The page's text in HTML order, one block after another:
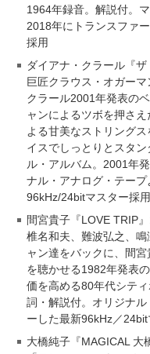
1964年録音。解説付。
2018年にトランスファ
採用
ダイアナ・クラール『
巨匠クラウス・オガー
クラール2001年発表の
ャンによるツボを押さ
よる甘美なストリング
イスでしっとりとスタ
ル・アルバム。2001年
ナル・アナログ・テー
96kHz/24bitマスター採用
間宮貴子『LOVE TRIP
椎名和夫、難波弘之、
ャン達をバックに、間
を聴かせる1982年発表
価を高める80年代シテ
詞・解説付。オリジナ
ーした最新96kHz／24bit
大橋純子『MAGICAL 大